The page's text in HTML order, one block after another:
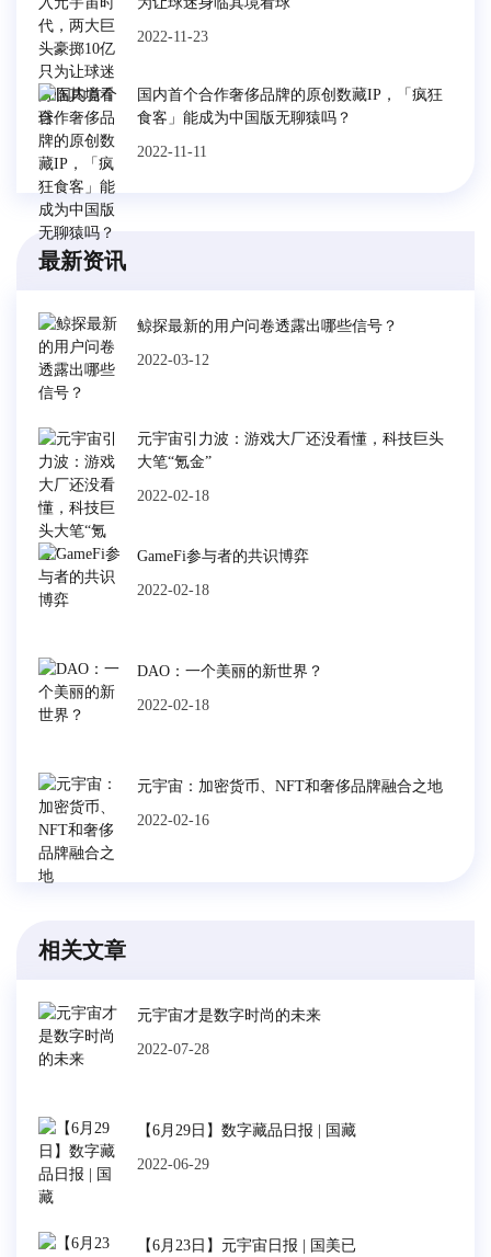
2022-11-23
国内首个合作奢侈品牌的原创数藏IP，「疯狂
食客」能成为中国版无聊猿吗？
2022-11-11
最新资讯
鲸探最新的用户问卷透露出哪些信号？
2022-03-12
元宇宙引力波：游戏大厂还没看懂，科技巨头
大笔“氪金”
2022-02-18
GameFi参与者的共识博弈
2022-02-18
DAO：一个美丽的新世界？
2022-02-18
元宇宙：加密货币、NFT和奢侈品牌融合之地
2022-02-16
相关文章
元宇宙才是数字时尚的未来
2022-07-28
【6月29日】数字藏品日报 | 国藏
2022-06-29
【6月23日】元宇宙日报 | 国美已